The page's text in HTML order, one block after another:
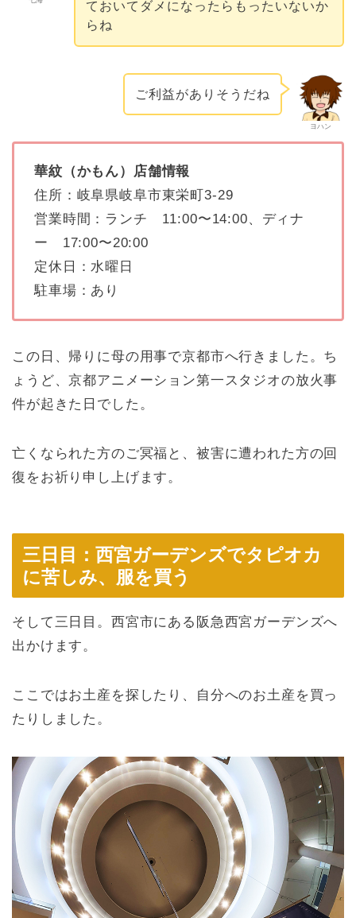
ておいてダメになったらもったいないか
らね
ヨハン
ご利益がありそうだね
華紋（かもん）店舗情報
住所：岐阜県岐阜市東栄町3-29
営業時間：ランチ 11:00〜14:00、ディナ
ー 17:00〜20:00
定休日：水曜日
駐車場：あり
この日、帰りに母の用事で京都市へ行きました。ち
ょうど、京都アニメーション第一スタジオの放火事
件が起きた日でした。
亡くなられた方のご冥福と、被害に遭われた方の回
復をお祈り申し上げます。
三日目：西宮ガーデンズでタピオカ
に苦しみ、服を買う
そして三日目。西宮市にある阪急西宮ガーデンズへ
出かけます。
ここではお土産を探したり、自分へのお土産を買っ
たりしました。